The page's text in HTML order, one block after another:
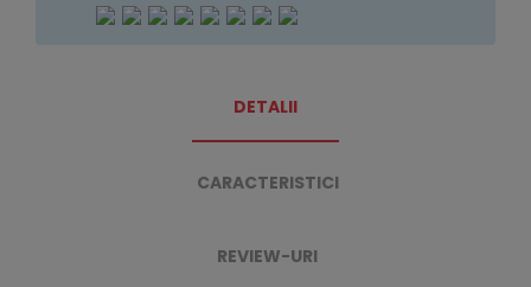
DETALII
CARACTERISTICI
REVIEW-URI